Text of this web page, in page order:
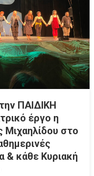
ΠΑΙΔΙΚΗ
έργο η
Μιχαηλίδου στο
& κάθε Κυριακή